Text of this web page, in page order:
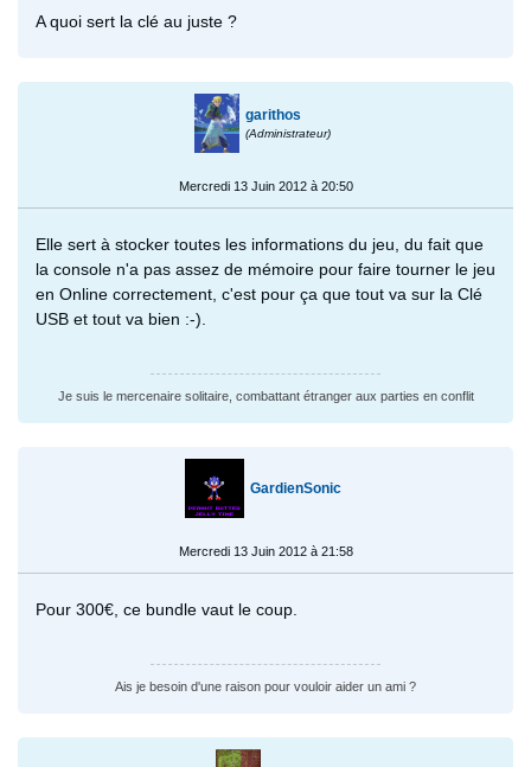
A quoi sert la clé au juste ?
garithos
(Administrateur)
Mercredi 13 Juin 2012 à 20:50
Elle sert à stocker toutes les informations du jeu, du fait que
la console n'a pas assez de mémoire pour faire tourner le jeu
en Online correctement, c'est pour ça que tout va sur la Clé
USB et tout va bien :-).
Je suis le mercenaire solitaire, combattant étranger aux parties en conflit
GardienSonic
Mercredi 13 Juin 2012 à 21:58
Pour 300€, ce bundle vaut le coup.
Ais je besoin d'une raison pour vouloir aider un ami ?